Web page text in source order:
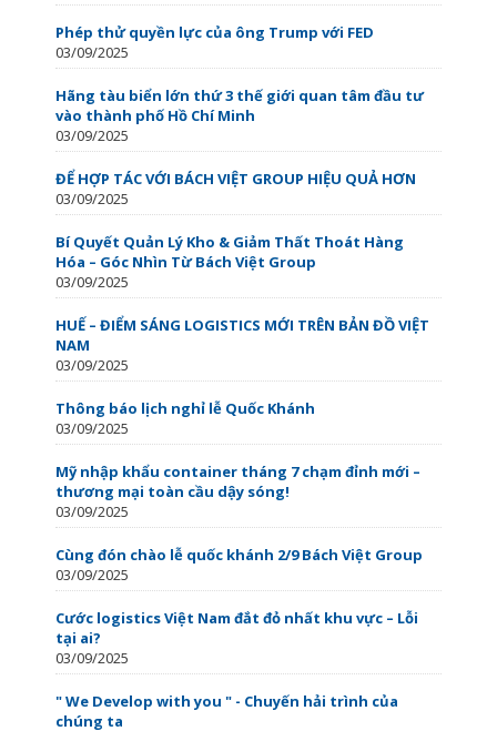
Phép thử quyền lực của ông Trump với FED
03/09/2025
Hãng tàu biển lớn thứ 3 thế giới quan tâm đầu tư
vào thành phố Hồ Chí Minh
03/09/2025
ĐỂ HỢP TÁC VỚI BÁCH VIỆT GROUP HIỆU QUẢ HƠN
03/09/2025
Bí Quyết Quản Lý Kho & Giảm Thất Thoát Hàng
Hóa – Góc Nhìn Từ Bách Việt Group
03/09/2025
HUẾ – ĐIỂM SÁNG LOGISTICS MỚI TRÊN BẢN ĐỒ VIỆT
NAM
03/09/2025
Thông báo lịch nghỉ lễ Quốc Khánh
03/09/2025
Mỹ nhập khẩu container tháng 7 chạm đỉnh mới –
thương mại toàn cầu dậy sóng!
03/09/2025
Cùng đón chào lễ quốc khánh 2/9 Bách Việt Group
03/09/2025
Cước logistics Việt Nam đắt đỏ nhất khu vực – Lỗi
tại ai?
03/09/2025
" We Develop with you " - Chuyến hải trình của
chúng ta